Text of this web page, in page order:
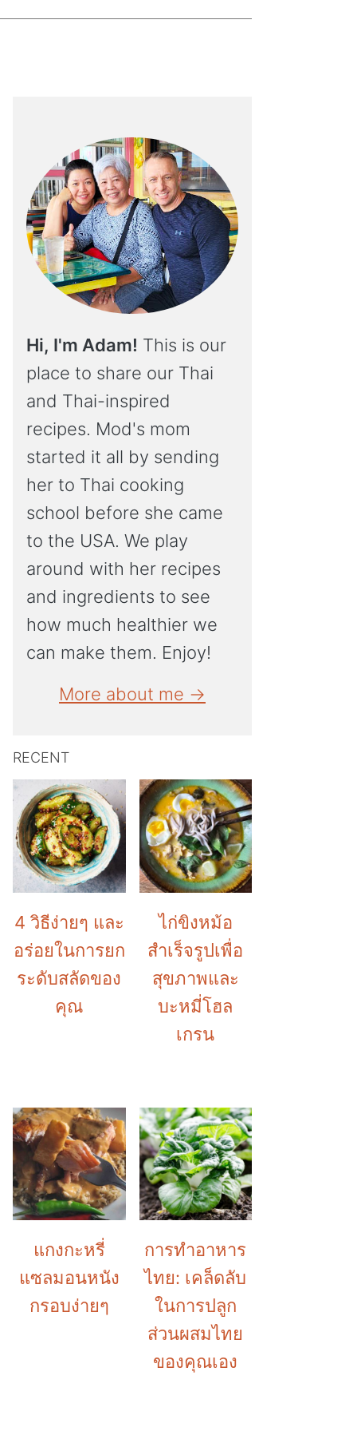
Hi, I'm Adam! This is our
place to share our Thai
and Thai-inspired
recipes. Mod's mom
started it all by sending
her to Thai cooking
school before she came
to the USA. We play
around with her recipes
and ingredients to see
how much healthier we
can make them. Enjoy!
More about me →
RECENT
4 วิธีง่ายๆ และ
อร่อยในการยก
ระดับสลัดของ
คุณ
ไก่ขิงหม้อ
สำเร็จรูปเพื่อ
สุขภาพและ
บะหมี่โฮล
เกรน
แกงกะหรี่
แซลมอนหนัง
กรอบง่ายๆ
การทำอาหาร
ไทย: เคล็ดลับ
ในการปลูก
ส่วนผสมไทย
ของคุณเอง